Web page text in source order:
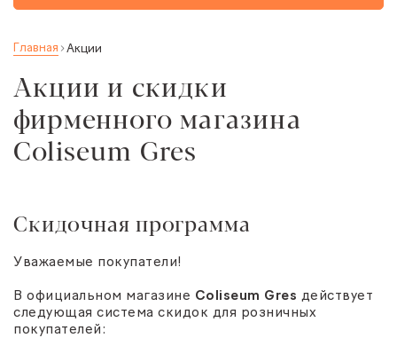
Главная Акции
Акции и скидки
фирменного магазина
Coliseum Gres
Скидочная программа
Уважаемые покупатели!
В официальном магазине Coliseum Gres действует
следующая система скидок для розничных
покупателей: